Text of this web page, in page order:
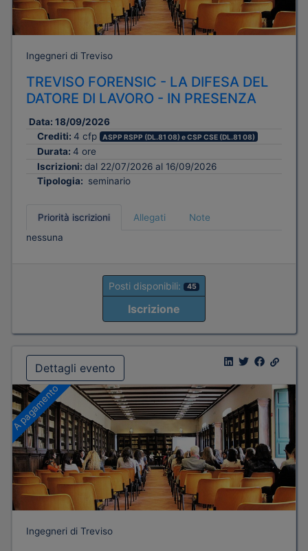
Ingegneri di Treviso
TREVISO FORENSIC - LA DIFESA DEL
DATORE DI LAVORO - IN PRESENZA
Data: 18/09/2026
Crediti: 4 cfp ASPP RSPP (DL.81 08) e CSP CSE (DL.81 08)
Durata: 4 ore
Iscrizioni: dal 22/07/2026 al 16/09/2026
Tipologia: seminario
Priorità iscrizioni Allegati
Note
nessuna
Posti disponibili: 45
Iscrizione
Dettagli evento
A pagamento
Ingegneri di Treviso